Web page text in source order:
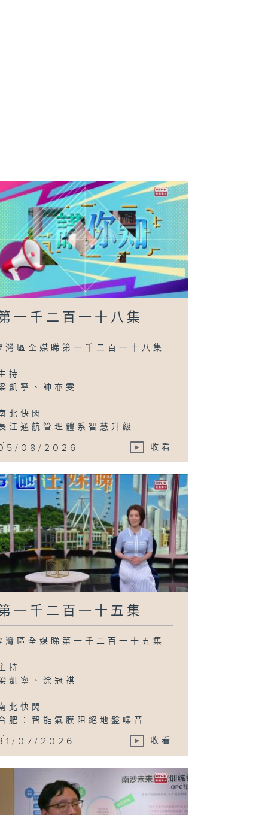
一千二百一十八集
灣區全媒睇第一千二百一十八集
持
凱寧、帥亦雯
北快閃
江通航管理體系智慧升級
08/2026 收看
一千二百一十五集
灣區全媒睇第一千二百一十五集
持
凱寧、涂冠祺
北快閃
肥：智能氣膜阻絕地盤噪音
07/2026 收看